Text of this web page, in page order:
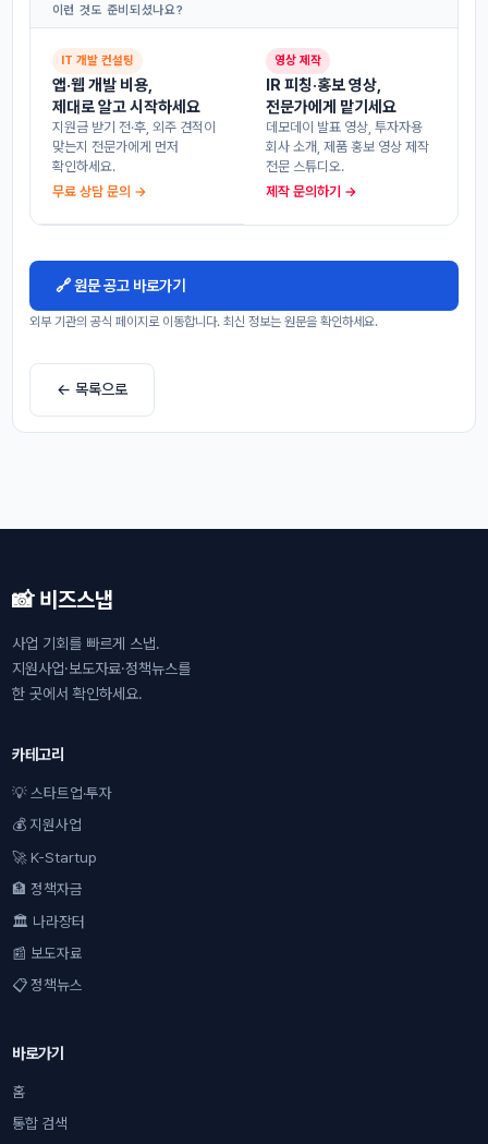
이런 것도 준비되셨나요?
IT 개발 컨설팅
앱·웹 개발 비용,
제대로 알고 시작하세요
지원금 받기 전·후, 외주 견적이
맞는지 전문가에게 먼저
확인하세요.
무료 상담 문의 →
영상 제작
IR 피칭·홍보 영상,
전문가에게 맡기세요
데모데이 발표 영상, 투자자용
회사 소개, 제품 홍보 영상 제작
전문 스튜디오.
제작 문의하기 →
🔗 원문 공고 바로가기
외부 기관의 공식 페이지로 이동합니다. 최신 정보는 원문을 확인하세요.
← 목록으로
📸 비즈스냅
사업 기회를 빠르게 스냅.
지원사업·보도자료·정책뉴스를
한 곳에서 확인하세요.
카테고리
💡 스타트업·투자
💰 지원사업
🚀 K-Startup
🏦 정책자금
🏛 나라장터
📰 보도자료
📋 정책뉴스
바로가기
홈
통합 검색